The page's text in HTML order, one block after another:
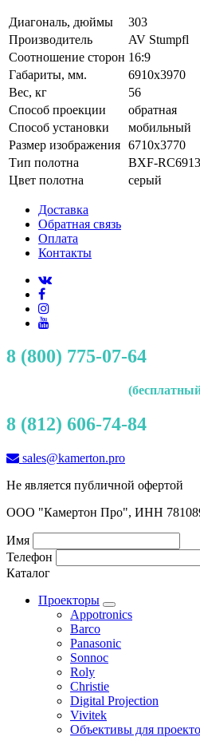
Диагональ, дюймы
303
Производитель
AV Stumpfl
Соотношение сторон 16:9
Габариты, мм.
6910x3970
Вес, кг
56
Способ проекции
обратная
Способ установки
мобильный
Размер изображения 6710x3770
Тип полотна
BXF-
Цвет полотна
серый
Доставка
Обратная связь
Оплата
Контакты
8 (800) 775-07-64
8 (812) 606-74-84
sales@kamerton.pro
Не является публичной офертой
ООО "Камертон Про", ИНН
Имя
Телефон
Каталог
Проекторы
Appotronics
Barco
Panasonic
Sonnoc
Roly
Christie
Digital Projection
Vivitek
Объективы для